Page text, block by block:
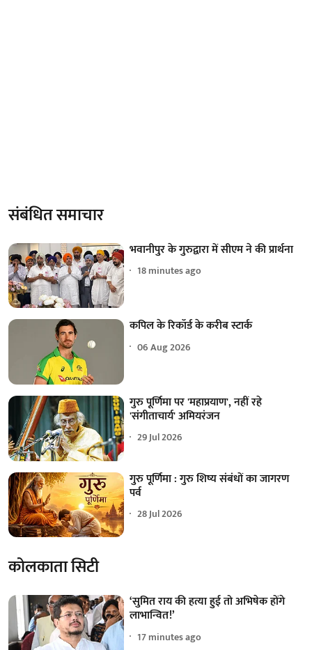
संबंधित समाचार
भवानीपुर के गुरुद्वारा में सीएम ने की प्रार्थना
18 minutes ago
कपिल के रिकॉर्ड के करीब स्टार्क
06 Aug 2026
गुरु पूर्णिमा पर 'महाप्रयाण', नहीं रहे
'संगीताचार्य' अमियरंजन
29 Jul 2026
गुरु पूर्णिमा : गुरु शिष्य संबंधों का जागरण
पर्व
28 Jul 2026
कोलकाता सिटी
‘सुमित राय की हत्या हुई तो अभिषेक होंगे
लाभान्वित!’
17 minutes ago